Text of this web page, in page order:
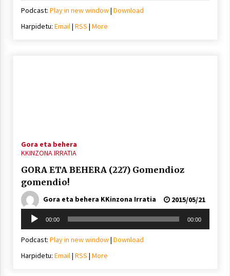
Podcast: Play in new window| Download
Harpidetu: Email| RSS | More
Gora eta behera
KKINZONA IRRATIA
GORA ETA BEHERA (227) Gomendioz
gomendio!
Gora eta behera KKinzona Irratia
2015/05/21
Soinu
erreproduzigailua
00:00 00:00
Podcast: Play in new window| Download
Harpidetu: Email| RSS | More